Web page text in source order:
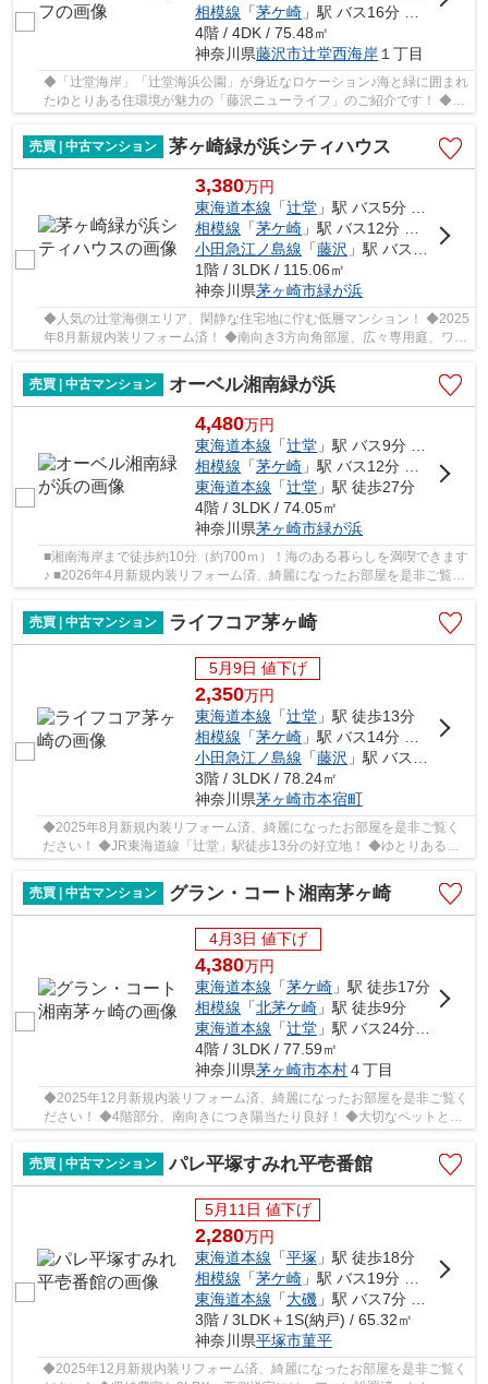
相模線 「茅ケ崎 」駅 バス16分 「浜見山」 停歩10分
4階 / 4DK / 75.48㎡
神奈川県藤沢市辻堂西海岸 １丁目
◆「辻堂海岸」「辻堂海浜公園」が身近なロケーション♪海と緑に囲まれ
たゆとりある住環境が魅力の「藤沢ニューライフ」のご紹介です！ ◆湘
南ならではの海ある暮らしを満喫できます！ ◆J...
売買 | 中古マンション
茅ヶ崎緑が浜シティハウス
3,380万円
東海道本線 「辻堂 」駅 バス5分 「富士見町（茅ヶ崎市）」 停歩2分
相模線 「茅ケ崎 」駅 バス12分 「富士見町（茅ヶ崎市）」 停歩2分
小田急江ノ島線 「藤沢 」駅 バス21分 「辻堂団地」 停歩10分
1階 / 3LDK / 115.06㎡
神奈川県茅ヶ崎市緑が浜
◆人気の辻堂海側エリア、閑静な住宅地に佇む低層マンション！ ◆2025
年8月新規内装リフォーム済！ ◆南向き3方向角部屋、広々専用庭、ワイ
売買 | 中古マンション
オーベル湘南緑が浜
4,480万円
東海道本線 「辻堂 」駅 バス9分 「茅ヶ崎学園入口」 停歩3分
相模線 「茅ケ崎 」駅 バス12分 「茅ヶ崎学園入口」 停歩3分
東海道本線 「辻堂 」駅 徒歩27分
4階 / 3LDK / 74.05㎡
神奈川県茅ヶ崎市緑が浜
■湘南海岸まで徒歩約10分（約700ｍ）！海のある暮らしを満喫できます
♪ ■2026年4月新規内装リフォーム済、綺麗になったお部屋を是非ご覧く
売買 | 中古マンション
ライフコア茅ヶ崎
5月9日 値下げ
2,350万円
東海道本線 「辻堂」駅 徒歩13分
相模線 「茅ケ崎」駅 バス14分 「東小和田」 停歩2分
小田急江ノ島線 「藤沢 」駅 バス24分 「東小和田」 停歩4分
3階 / 3LDK / 78.24㎡
神奈川県茅ヶ崎市本宿町
◆2025年8月新規内装リフォーム済、綺麗になったお部屋を是非ご覧く
ださい！ ◆JR東海道線「辻堂」駅徒歩13分の好立地！ ◆ゆとりある間
売買 | 中古マンション
グラン・コート湘南茅ヶ崎
4月3日 値下げ
4,380万円
東海道本線 「茅ケ崎 」駅 徒歩17分
相模線 「北茅ケ崎 」駅 徒歩9分
東海道本線 「辻堂 」駅 バス24分 「本村五丁目」 停歩4分
4階 / 3LDK / 77.59㎡
神奈川県茅ヶ崎市本村４丁目
◆2025年12月新規内装リフォーム済、綺麗になったお部屋を是非ご覧く
ださい！ ◆4階部分、南向きにつき陽当たり良好！ ◆大切なペットと一
緒に暮らせます（規約有） ◆ウォークインクロー...
売買 | 中古マンション
パレ平塚すみれ平壱番館
5月11日 値下げ
2,280万円
東海道本線 「平塚 」駅 徒歩18分
相模線 「茅ケ崎」駅 バス19分 「平塚駅北口」 停歩20分
東海道本線 「大磯」駅 バス7分 「すみれ平局前」 停歩6分
3階 / 3LDK＋1S(納戸) / 65.32㎡
神奈川県平塚市菫平
◆2025年12月新規内装リフォーム済、綺麗になったお部屋を是非ご覧く